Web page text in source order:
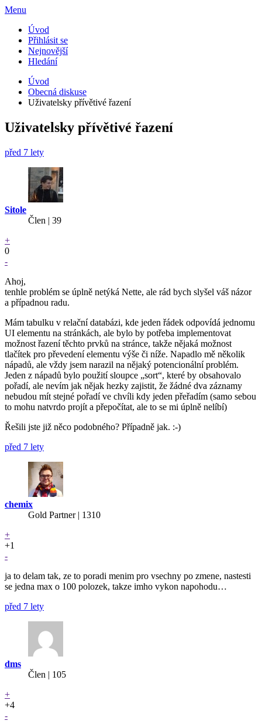
Menu
Úvod
Přihlásit se
Nejnovější
Hledání
Úvod
Obecná diskuse
Uživatelsky přívětivé řazení
Uživatelsky přívětivé řazení
před 7 lety
Sitole
Člen | 39
+
0
-
Ahoj,
tenhle problém se úplně netýká Nette, ale rád bych slyšel váš názor
a případnou radu.
Mám tabulku v relační databázi, kde jeden řádek odpovídá jednomu
UI elementu na stránkách, ale bylo by potřeba implementovat
možnost řazení těchto prvků na stránce, takže nějaká možnost
tlačítek pro převedení elementu výše či níže. Napadlo mě několik
nápadů, ale vždy jsem narazil na nějaký potencionální problém.
Jeden z nápadů bylo použití sloupce „sort“, které by obsahovalo
pořadí, ale nevím jak nějak hezky zajistit, že žádné dva záznamy
nebudou mít stejné pořadí ve chvíli kdy jeden přeřadím (samo sebou
to mohu natvrdo projít a přepočítat, ale to se mi úplně nelíbí)
Řešili jste již něco podobného? Případně jak. :-)
před 7 lety
chemix
Gold Partner| 1310
+
+1
-
ja to delam tak, ze to poradi menim pro vsechny po zmene, nastesti
se jedna max o 100 polozek, takze imho vykon napohodu…
před 7 lety
dms
Člen | 105
+
+4
-